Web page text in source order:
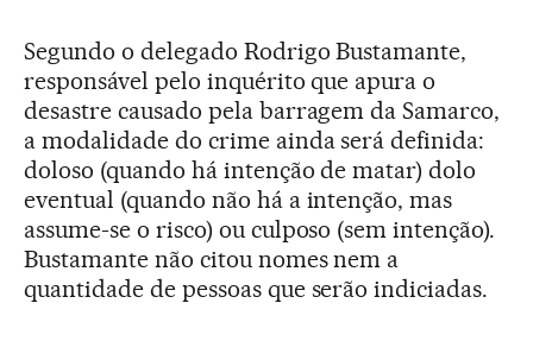
Segundo o delegado Rodrigo Bustamante,
responsável pelo inquérito que apura o
desastre causado pela barragem da Samarco,
a modalidade do crime ainda será definida:
doloso (quando há intenção de matar) dolo
eventual (quando não há a intenção, mas
assume-se o risco) ou culposo (sem intenção).
Bustamante não citou nomes nem a
quantidade de pessoas que serão indiciadas.